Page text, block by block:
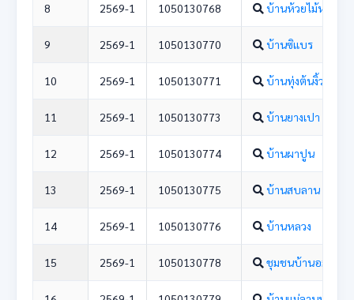
8 2569-1 1050130768 บ้านห้วยไม้หก
9 2569-1 1050130770 บ้านซิแบร
10 2569-1 1050130771 บ้านทุ่งต้นงิ้ว
11 2569-1 1050130773 บ้านยางเปา
12 2569-1 1050130774 บ้านผาปูน
13 2569-1 1050130775 บ้านสบลาน
14 2569-1 1050130776 บ้านหลวง
15 2569-1 1050130778 ชุมชนบ้านอมก๋อย